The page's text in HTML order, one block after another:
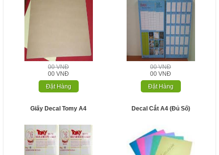
00 VNĐ
00 VNĐ
Đặt Hàng
00 VNĐ
00 VNĐ
Đặt Hàng
Giấy Decal Tomy A4 Decal Cắt A4 (Đủ Số)